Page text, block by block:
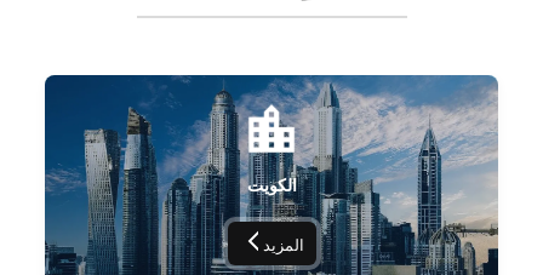
الكويت
المزيد